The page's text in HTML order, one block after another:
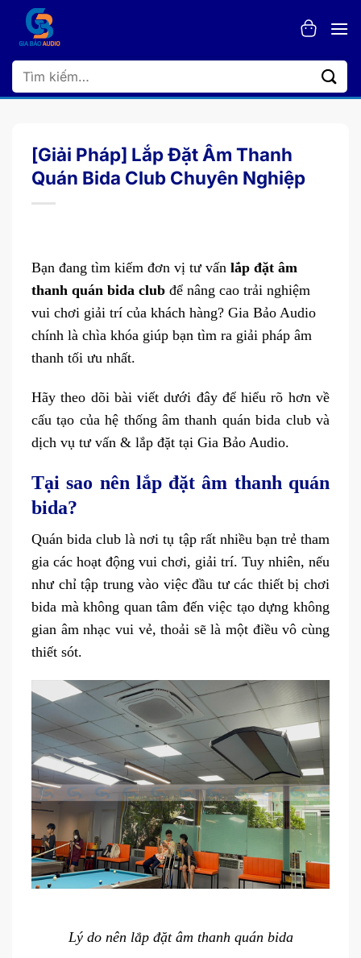
dung
Tìm
kiếm:
[Giải Pháp] Lắp Đặt Âm Thanh
Quán Bida Club Chuyên Nghiệp
Bạn đang tìm kiếm đơn vị tư vấn lắp đặt âm
thanh quán bida club để nâng cao trải nghiệm
vui chơi giải trí của khách hàng? Gia Bảo Audio
chính là chìa khóa giúp bạn tìm ra giải pháp âm
thanh tối ưu nhất.
Hãy theo dõi bài viết dưới đây để hiểu rõ hơn về
cấu tạo của hệ thống âm thanh quán bida club và
dịch vụ tư vấn & lắp đặt tại Gia Bảo Audio.
Tại sao nên lắp đặt âm thanh quán
bida?
Quán bida club là nơi tụ tập rất nhiều bạn trẻ tham
gia các hoạt động vui chơi, giải trí. Tuy nhiên, nếu
như chỉ tập trung vào việc đầu tư các thiết bị chơi
bida mà không quan tâm đến việc tạo dựng không
gian âm nhạc vui vẻ, thoải sẽ là một điều vô cùng
thiết sót.
Lý do nên lắp đặt âm thanh quán bida